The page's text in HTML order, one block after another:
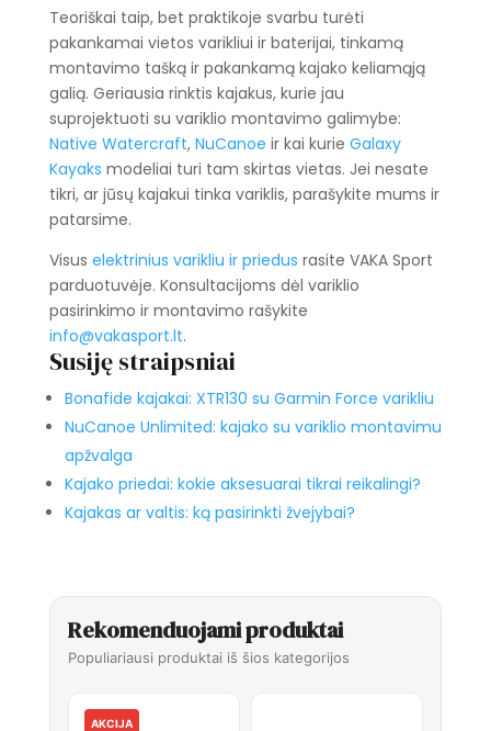
Teoriškai taip, bet praktikoje svarbu turėti
pakankamai vietos varikliui ir baterijai, tinkamą
montavimo tašką ir pakankamą kajako keliamąją
galią. Geriausia rinktis kajakus, kurie jau
suprojektuoti su variklio montavimo galimybe:
Native Watercraft, NuCanoe ir kai kurie Galaxy
Kayaks modeliai turi tam skirtas vietas. Jei nesate
tikri, ar jūsų kajakui tinka variklis, parašykite mums ir
patarsime.
Visus elektrinius varikliu ir priedus rasite VAKA Sport
parduotuvėje. Konsultacijoms dėl variklio
pasirinkimo ir montavimo rašykite
info@vakasport.lt.
Susiję straipsniai
Bonafide kajakai: XTR130 su Garmin Force varikliu
NuCanoe Unlimited: kajako su variklio montavimu
apžvalga
Kajako priedai: kokie aksesuarai tikrai reikalingi?
Kajakas ar valtis: ką pasirinkti žvejybai?
Rekomenduojami produktai
Populiariausi produktai iš šios kategorijos
AKCIJA